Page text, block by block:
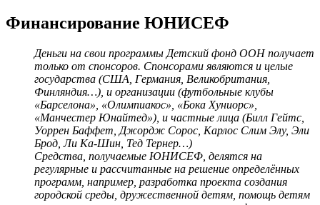
Финансирование ЮНИСЕФ
Деньги на свои программы Детский фонд ООН получает
только от спонсоров. Спонсорами являются и целые
государства (США, Германия, Великобритания,
Финляндия…), и организации (футбольные клубы
«Барселона», «Олимпиакос», «Бока Хуниорс»,
«Манчестер Юнайтед»), и частные лица (Билл Гейтс,
Уоррен Баффет, Джордж Сорос, Карлос Слим Элу, Эли
Брод, Ли Ка-Шин, Тед Тернер…)
Средства, получаемые ЮНИСЕФ, делятся на
регулярные и рассчитанные на решение определённых
программ, например, разработка проекта создания
городской среды, дружественной детям, помощь детям